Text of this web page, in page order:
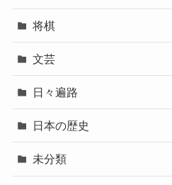
将棋
文芸
日々遍路
日本の歴史
未分類